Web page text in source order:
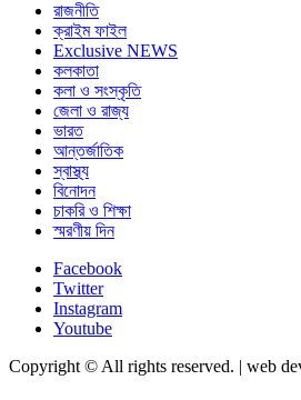
রাজনীতি
ক্রাইম ফাইল
Exclusive NEWS
কলকাতা
কলা ও সংস্কৃতি
জেলা ও রাজ্য
ভারত
আন্তর্জাতিক
স্বাস্থ্য
বিনোদন
চাকরি ও শিক্ষা
স্মরণীয় দিন
Facebook
Twitter
Instagram
Youtube
Copyright © All rights reserved. | web